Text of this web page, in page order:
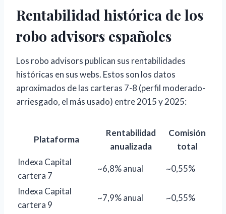
Rentabilidad histórica de los
robo advisors españoles
Los robo advisors publican sus rentabilidades
históricas en sus webs. Estos son los datos
aproximados de las carteras 7-8 (perfil moderado-
arriesgado, el más usado) entre 2015 y 2025:
Plataforma
Rentabilidad
anualizada
Comisión
total
Indexa Capital
cartera 7
~6,8% anual ~0,55%
Indexa Capital
cartera 9
~7,9% anual ~0,55%